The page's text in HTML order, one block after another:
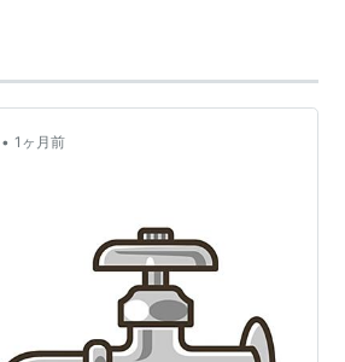
• 1ヶ月前